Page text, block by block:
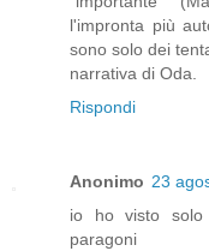
l'impronta più
sono solo dei
narrativa di Oda.
Rispondi
Anonimo 23
io ho visto solo
paragoni